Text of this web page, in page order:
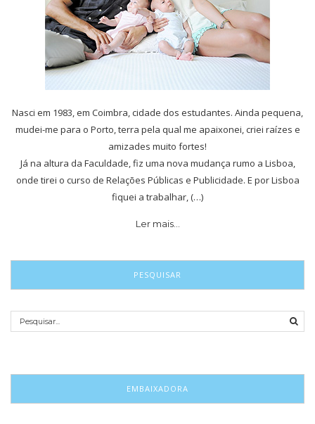
Nasci em 1983, em Coimbra, cidade dos estudantes. Ainda pequena,
mudei-me para o Porto, terra pela qual me apaixonei, criei raízes e
amizades muito fortes!
Já na altura da Faculdade, fiz uma nova mudança rumo a Lisboa,
onde tirei o curso de Relações Públicas e Publicidade. E por Lisboa
fiquei a trabalhar, (…)
Ler mais…
PESQUISAR
EMBAIXADORA